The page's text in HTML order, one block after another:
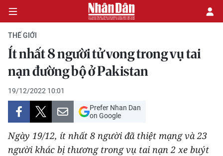
CHÍNH TRỊ
KINH TẾ
VĂN HÓA
XÃ HỘI
THẾ GIỚI
Ít nhất 8 người tử vong trong vụ tai
nạn đường bộ ở Pakistan
19/12/2022 10:01
Prefer Nhan Dan
on Google
Ngày 19/12, ít nhất 8 người đã thiệt mạng và 23
người khác bị thương trong vụ tai nạn 2 xe buýt